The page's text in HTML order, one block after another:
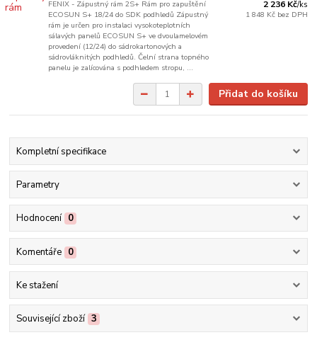
FENIX - Zápustný rám 2S+ Rám pro zapuštění
ECOSUN S+ 18/24 do SDK podhledů Zápustný
rám je určen pro instalaci vysokoteplotních
sálavých panelů ECOSUN S+ ve dvoulamelovém
provedení (12/24) do sádrokartonových a
sádrovláknitých podhledů. Čelní strana topného
panelu je zalícována s podhledem stropu, ...
2 236 Kč/ks
1 848 Kč bez DPH
Přidat do košíku
Kompletní specifikace
Parametry
Hodnocení 0
Komentáře 0
Ke stažení
Související zboží 3